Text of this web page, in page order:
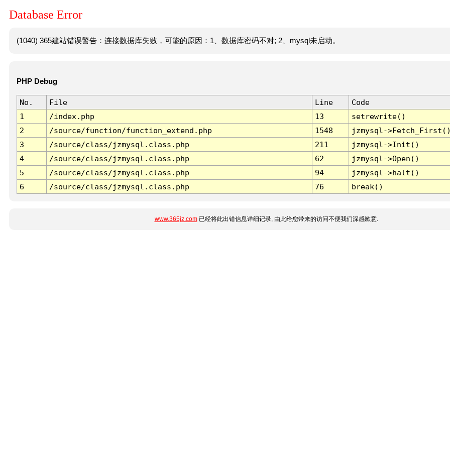
Database Error
(1040) 365建站错误警告：连接数据库失败，可能的原因：1、数据库密码不对; 2、mysql未启动。
PHP Debug
No. File Line
Code
1
/index.php 13
setrewrite()
2
/source/function/function_extend.php 1548
jzmysql-
3
/source/class/jzmysql.class.php 211
jzmysql->Init()
4
/source/class/jzmysql.class.php 62
jzmysql->Open()
5
/source/class/jzmysql.class.php 94
jzmysql->halt()
6
/source/class/jzmysql.class.php 76 break()
www.365jz.com已经将此出错信息详细记录, 由此给您带来的访问不便我们深感歉意.